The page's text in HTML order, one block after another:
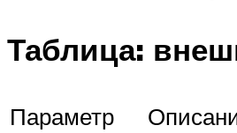
Таблица:
Параметр